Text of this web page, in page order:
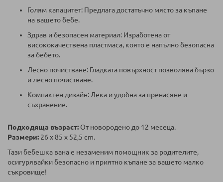
Голям капацитет: Предлага достатъчно място за къпане
на вашето бебе.
Здрав и безопасен материал: Изработена от
висококачествена пластмаса, която е напълно безопасна
за бебето.
Лесно почистване: Гладката повърхност позволява бързо
и лесно почистване.
Компактен дизайн: Лека и удобна за пренасяне и
съхранение.
Подходяща възраст: От новородено до 12 месеца.
Размери: 26 x 85 x 52,5 cm.
Тази бебешка вана е незаменим помощник за родителите,
осигурявайки безопасно и приятно къпане за вашето малко
съкровище!